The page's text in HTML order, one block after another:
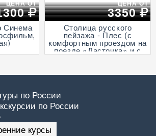
ЦЕНА ОТ
Синема
ЦЕНА ОТ
3350
Столица русского
пейзажа - Плес (с
комфортным проездом на
поезде «Ласточка» и с
прогулкой на теплоходе
по России
по России
курсы